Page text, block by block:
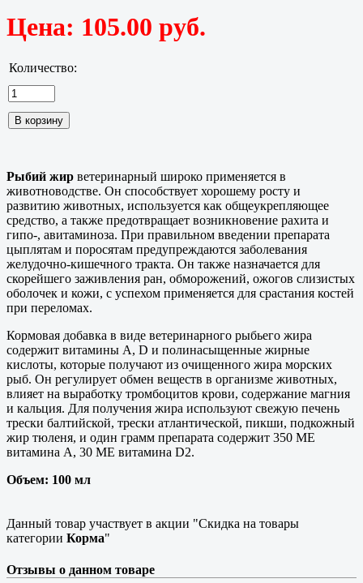
Цена: 105.00 руб.
Количество:
Рыбий жир ветеринарный широко применяется в
животноводстве. Он способствует хорошему росту и
развитию животных, используется как общеукрепляющее
средство, а также предотвращает возникновение рахита и
гипо-, авитаминоза. При правильном введении препарата
цыплятам и поросятам предупреждаются заболевания
желудочно-кишечного тракта. Он также назначается для
скорейшего заживления ран, обморожений, ожогов слизистых
оболочек и кожи, с успехом применяется для срастания костей
при переломах.
Кормовая добавка в виде ветеринарного рыбьего жира
содержит витамины А, D и полинасыщенные жирные
кислоты, которые получают из очищенного жира морских
рыб. Он регулирует обмен веществ в организме животных,
влияет на выработку тромбоцитов крови, содержание магния
и кальция. Для получения жира используют свежую печень
трески балтийской, трески атлантической, пикши, подкожный
жир тюленя, и один грамм препарата содержит 350 МЕ
витамина А, 30 МЕ витамина D2.
Объем: 100 мл
Данный товар участвует в акции "Скидка на товары
категории Корма"
Отзывы о данном товаре